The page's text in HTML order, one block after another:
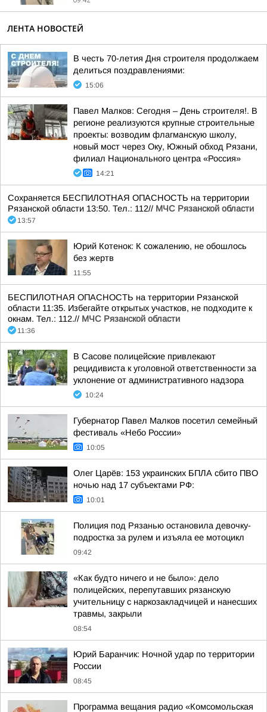
ЛЕНТА НОВОСТЕЙ
В честь 70-летия Дня строителя продолжаем
делиться поздравлениями:
15:06
Павел Малков: Сегодня – День строителя!. В
регионе реализуются крупные строительные
проекты: возводим флагманскую школу,
новый мост через Оку, Южный обход Рязани,
филиал Национального центра «Россия»
14:21
Сохраняется БЕСПИЛОТНАЯ ОПАСНОСТЬ на территории
Рязанской области 13:50. Тел.: 112// МЧС Рязанской области
13:57
Юрий Котенок: К сожалению, не обошлось
без жертв
11:55
БЕСПИЛОТНАЯ ОПАСНОСТЬ на территории Рязанской
области 11:35. Избегайте открытых участков, не подходите к
окнам. Тел.: 112.// МЧС Рязанской области
11:36
В Сасове полицейские привлекают
рецидивиста к уголовной ответственности за
уклонение от административного надзора
10:24
Губернатор Павел Малков посетил семейный
фестиваль «Небо России»
10:05
Олег Царёв: 153 украинских БПЛА сбито ПВО
ночью над 17 субъектами РФ:
10:01
Полиция под Рязанью остановила девочку-
подростка за рулем и изъяла ее мотоцикл
09:42
«Как будто ничего и не было»: дело
полицейских, перепутавших рязанскую
учительницу с наркозакладчицей и нанесших
травмы, закрыли
08:54
Юрий Баранчик: Ночной удар по территории
России
08:45
Программа вещания радио «Комсомольская